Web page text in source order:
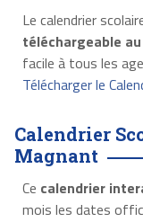
Le calendrier
téléchargeable
facile à tous les
Télécharger le
Calendrier
Magnant
Ce calendrier
mois les dates